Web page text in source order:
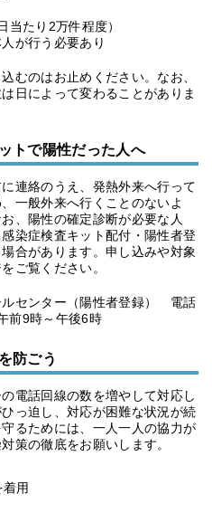
当たり2万件程度）
が行う必要あり
むのはお止めください。なお、
日によって変わることがありま
トで陽性だった人へ
連絡のうえ、発熱外来へ行って
一般外来へ行くことのないよ
、陽性の確定診断が必要な人
染症検査キット配付・陽性者登
合があります。申し込みや対象
ご覧ください。
ルセンター（陽性者登録） 電話
前9時～午後6時
防ごう
電話回線の数を増やして対応し
っ迫し、対応が困難な状況が続
るためには、一人一人の協力が
策の徹底をお願いします。
用